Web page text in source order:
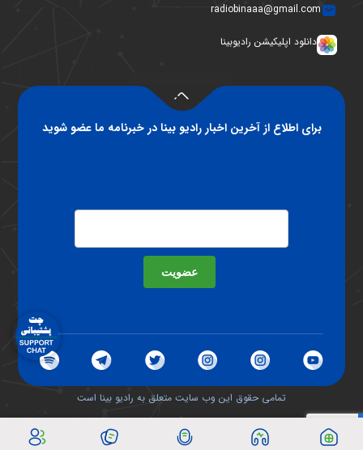
radiobinaaa@gmail.com
دانلود اپلیکیشن رادیوبینا
برای اطلاع از آخرین اخبار رادیو بینا در خبرنامه ما عضو شوید
عضویت
تمامی حقوق این وب سایت متعلق به رادیو بینا است